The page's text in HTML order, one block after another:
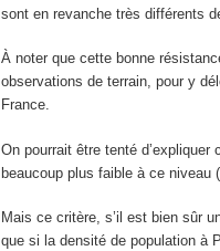
sont en revanche très différents
À noter que cette bonne
observations de terrain, pour y
France.
On pourrait être tenté
beaucoup plus faible à ce niveau
Mais ce critère, s’il est bien sûr
que si la densité de population à